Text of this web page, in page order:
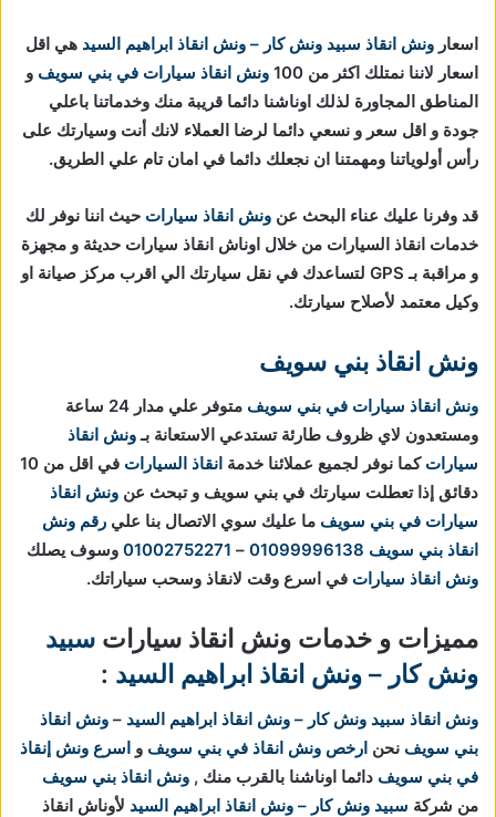
اسعار ونش انقاذ سبيد ونش كار – ونش انقاذ ابراهيم السيد هي اقل
اسعار لاننا نمتلك اكثر من 100
ونش انقاذ سيارات في بني سويف و
المناطق المجاورة لذلك اوناشنا دائما قريبة منك وخدماتنا باعلي
جودة و اقل سعر و نسعي دائما لرضا العملاء لانك أنت وسيارتك على
رأس أولوياتنا ومهمتنا ان نجعلك دائما في امان تام علي الطريق.
قد وفرنا عليك عناء البحث عن ونش انقاذ سيارات حيث اننا نوفر لك
خدمات انقاذ السيارات من خلال اوناش انقاذ سيارات حديثة و مجهزة
و مراقبة بـ GPS لتساعدك في نقل سيارتك الي اقرب مركز صيانة او
وكيل معتمد لأصلاح سيارتك.
ونش انقاذ بني سويف
ونش انقاذ سيارات في بني سويف
متوفر علي مدار 24 ساعة
ومستعدون لاي ظروف طارئة تستدعي الاستعانة بـونش انقاذ
سيارات كما نوفر لجميع عملائنا خدمة انقاذ السيارات
في اقل من 10
دقائق إذا تعطلت سيارتك في بني سويف و تبحث عن ونش انقاذ
سيارات في بني سويف ما عليك سوي الاتصال بنا علي رقم ونش
انقاذ بني سويف 01099996138
–
01002752271 وسوف يصلك
ونش انقاذ سيارات في اسرع وقت لانقاذ وسحب سياراتك.
مميزات و خدمات ونش انقاذ سيارات سبيد
ونش كار – ونش انقاذ ابراهيم السيد :
ونش انقاذ سبيد ونش كار – ونش انقاذ ابراهيم السيد – ونش انقاذ
بني سويف نحن ارخص ونش انقاذ في بني سويف و اسرع ونش إنقاذ
في بني سويف دائما اوناشنا بالقرب منك , ونش انقاذ بني سويف
من شركة سبيد ونش كار – ونش انقاذ ابراهيم السيد لأوناش انقاذ